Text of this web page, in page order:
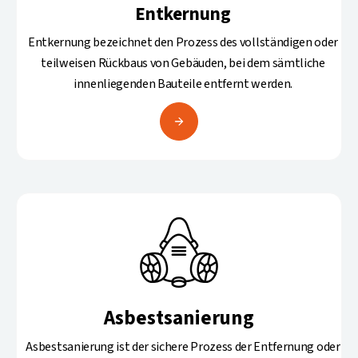
Entkernung
Entkernung bezeichnet den Prozess des vollständigen oder
teilweisen Rückbaus von Gebäuden, bei dem sämtliche
innenliegenden Bauteile entfernt werden.
Asbestsanierung
Asbestsanierung ist der sichere Prozess der Entfernung oder